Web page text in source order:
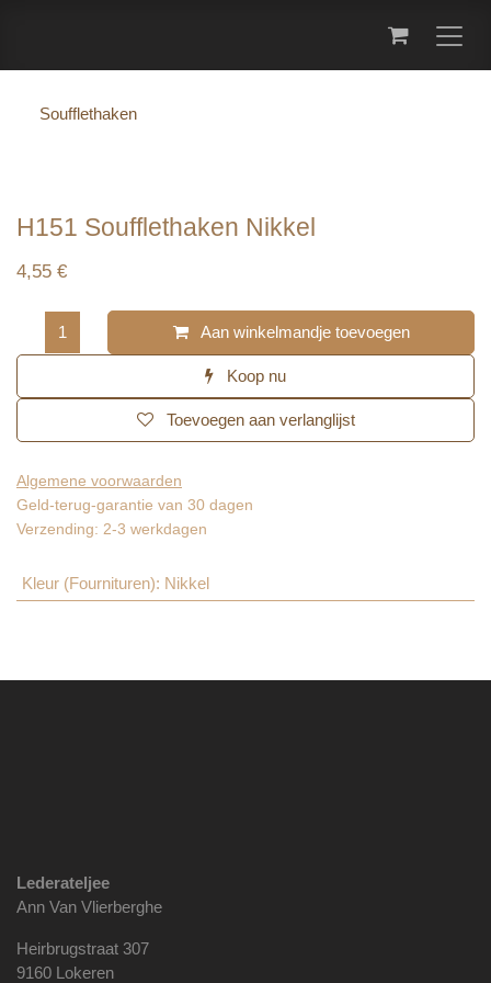
Soufflethaken
H151 Soufflethaken Nikkel
4,55 €
Aan winkelmandje toevoegen
Koop nu
Toevoegen aan verlanglijst
Algemene voorwaarden
Geld-terug-garantie van 30 dagen
Verzending: 2-3 werkdagen
Kleur (Fournituren): Nikkel
Lederateljee
Ann Van Vlierberghe
Heirbrugstraat 307
9160 Lokeren